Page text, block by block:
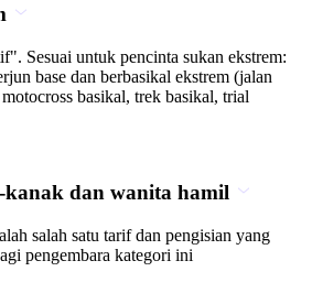
Sesuai untuk pencinta sukan ekstrem:
base dan berbasikal ekstrem (jalan
basikal, trek basikal, trial
dan wanita hamil
salah satu tarif dan pengisian yang
pengembara kategori ini